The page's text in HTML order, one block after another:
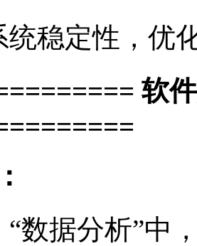
统稳定性，优
软
“数据分析”中